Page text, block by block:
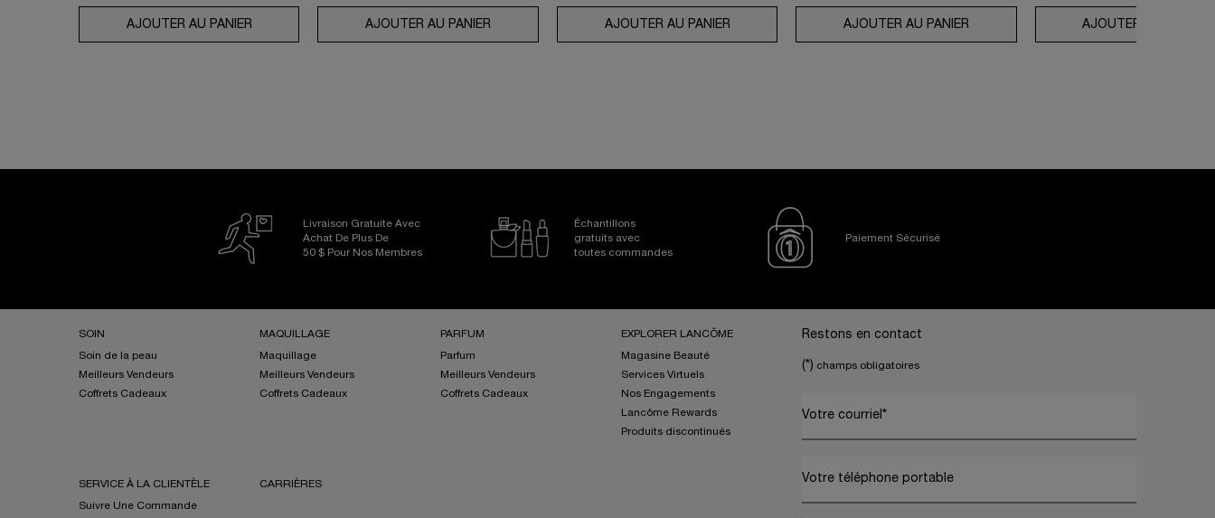
AJOUTER AU PANIER UV EXPERT AQUAGEL DÉFENSE FPS 50
AJOUTER AU PANIER COFFRET GÉNIFIQUE ULTIMATE SERUM
AJOUTER AU PANIER ROUTINE ABSOLUE ROSE 80AJOUTER AU PANIER COLLECTION ABSOLUE LONGEVITY LA
AJOUTER AU PANIER
Livraison Gratuite Avec
Achat De Plus De
50 $ Pour Nos Membres
Échantillons
gratuits avec
toutes commandes
Paiement Sécurisé
SOIN
Soin de la peau
Meilleurs Vendeurs
Coffrets Cadeaux
MAQUILLAGE
Maquillage
Meilleurs Vendeurs
Coffrets Cadeaux
PARFUM
Parfum
Meilleurs Vendeurs
Coffrets Cadeaux
EXPLORER LANCÔME
Magasine Beauté
Services Virtuels
Nos Engagements
Lancôme Rewards
Produits discontinués
SERVICE À LA CLIENTÈLE
Suivre Une Commande
CARRIÈRES
Restons en contact
(*) champs obligatoires
Votre courriel *
Votre téléphone portable